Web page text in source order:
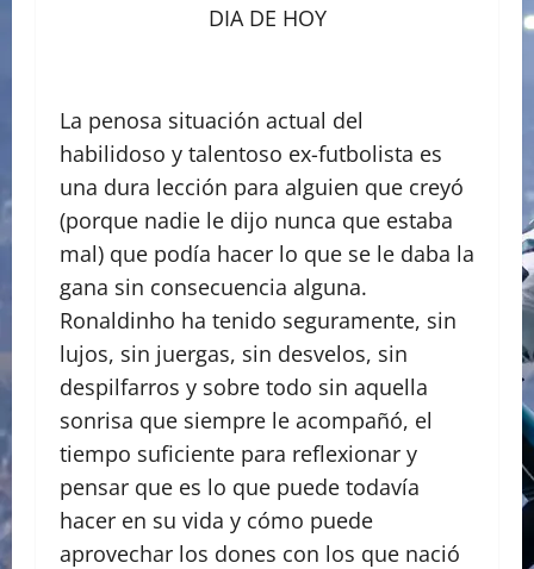
DIA DE HOY
La penosa situación actual del
habilidoso y talentoso ex-futbolista es
una dura lección para alguien que creyó
(porque nadie le dijo nunca que estaba
mal) que podía hacer lo que se le daba la
gana sin consecuencia alguna.
Ronaldinho ha tenido seguramente, sin
lujos, sin juergas, sin desvelos, sin
despilfarros y sobre todo sin aquella
sonrisa que siempre le acompañó, el
tiempo suficiente para reflexionar y
pensar que es lo que puede todavía
hacer en su vida y cómo puede
aprovechar los dones con los que nació